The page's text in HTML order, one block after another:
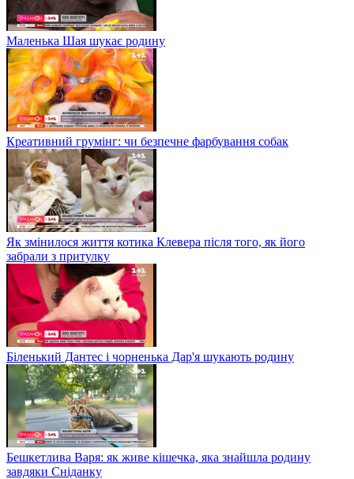
Маленька Шая шукає родину
Креативний грумінг: чи безпечне фарбування собак
Як змінилося життя котика Клевера після того, як його
забрали з притулку
Біленький Дантес і чорненька Дар'я шукають родину
Бешкетлива Варя: як живе кішечка, яка знайшла родину
завдяки Сніданку